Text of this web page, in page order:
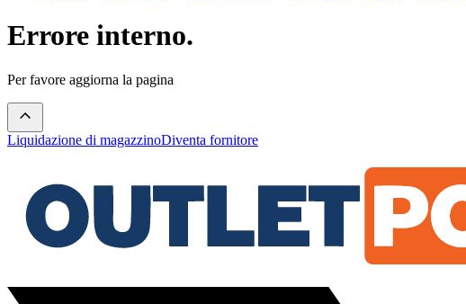
Errore interno.
Per favore aggiorna la pagina
Liquidazione di magazzinoDiventa fornitore